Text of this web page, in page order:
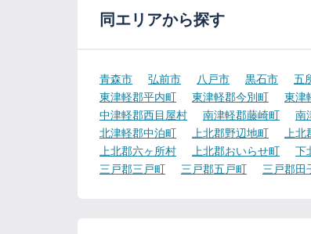
同エリアから探す
青森市 弘前市 八戸市 黒石市 五
東津軽郡平内町
東津軽郡今別町 東津
中津軽郡西目屋村
南津軽郡藤崎町 南
北津軽郡中泊町
上北郡野辺地町 上
上北郡六ヶ所村
上北郡おいらせ町 下
三戸郡三戸町
三戸郡五戸町 三戸郡田